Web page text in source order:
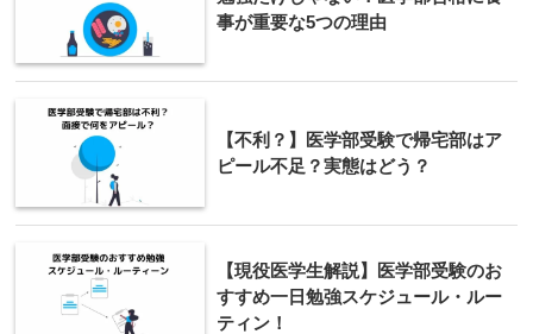
事が重要な5つの理由
【不利？】医学部受験で帰宅部はア
ピール不足？実態はどう？
【現役医学生解説】医学部受験のお
すすめ一日勉強スケジュール・ルー
ティン！